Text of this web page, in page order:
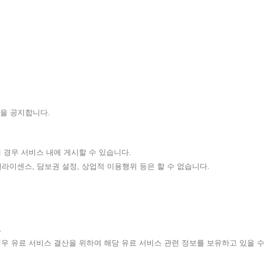
공지합니다.
우 서비스 내에 게시할 수 있습니다.
이센스, 담보권 설정, 상업적 이용행위 등은 할 수 없습니다.
유료 서비스 결산을 위하여 해당 유료 서비스 관련 정보를 보유하고 있을 수